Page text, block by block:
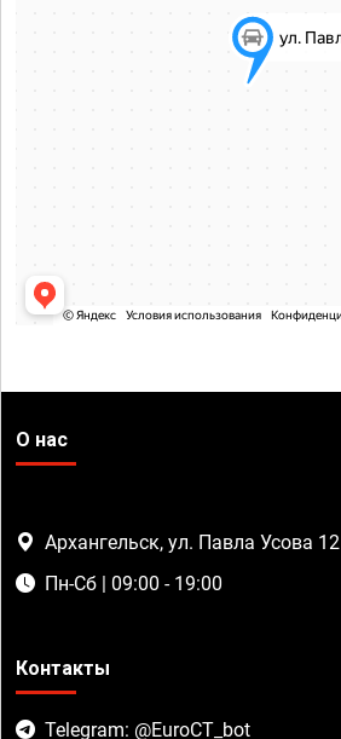
О нас
Архангельск, ул. Павла Усова 12
Пн-Сб | 09:00 - 19:00
Контакты
Telegram: @EuroCT_bot